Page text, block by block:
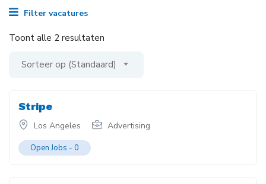
Filter vacatures
Toont alle 2 resultaten
Sorteer op (Standaard)
Stripe
Los Angeles Advertising
Open Jobs - 0